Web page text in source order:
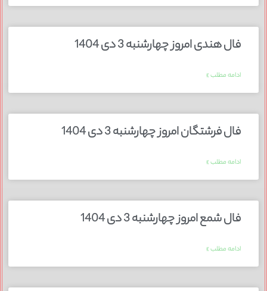
فال هندی امروز چهارشنبه 3 دی 1404
ادامه مطلب »
فال فرشتگان امروز چهارشنبه 3 دی 1404
ادامه مطلب »
فال شمع امروز چهارشنبه 3 دی 1404
ادامه مطلب »